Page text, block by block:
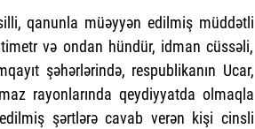
qanunla müəyyən edilmiş müddətli
və ondan hündür, idman cüssəli,
şəhərlərində, respublikanın Ucar,
rayonlarında qeydiyyatda olmaqla
şərtlərə cavab verən kişi cinsli